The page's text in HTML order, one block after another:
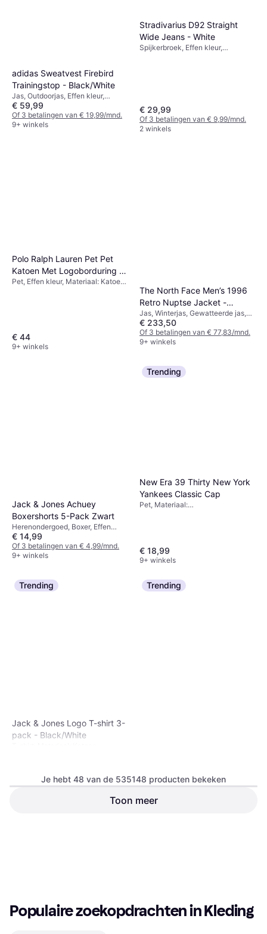
adidas Sweatvest Firebird
Trainingstop - Black/White
Jas, Outdoorjas, Effen kleur,
Gestreept, Materiaal: Polyamide,
Wol, Polyester, Synthetisch,
Fleece, Zakken, Ritsbaar,
€ 59,99
Of 3 betalingen van € 19,99/mnd.
9+ winkels
Stradivarius D92 Straight
Wide Jeans - White
Spijkerbroek, Effen kleur,
€ 29,99
Of 3 betalingen van € 9,99/mnd.
2 winkels
Polo Ralph Lauren Pet Pet
Katoen Met Logoborduring -
Zwart
Pet, Effen kleur, Materiaal: Katoen,
€ 44
9+ winkels
The North Face Men’s 1996
Retro Nuptse Jacket -
Recycled TNF Black/NPF
Jas, Winterjas, Gewatteerde jas,
Effen kleur, Materiaal: Fleece,
Nylon, Zakken, Afneembare
Capuchon, Capuchon,
€ 233,50
Of 3 betalingen van € 77,83/mnd.
9+ winkels
Jack & Jones Achuey
Boxershorts 5-Pack Zwart
Herenondergoed, Boxer, Effen
kleur, Materiaal:
Elastaan/Lycra/Spandex, Katoen,
Jersey
€ 14,99
Of 3 betalingen van € 4,99/mnd.
9+ winkels
Trending
New Era 39 Thirty New York
Yankees Classic Cap
Pet, Materiaal:
€ 18,99
9+ winkels
Trending
Jack & Jones Logo T-shirt 3-
pack - Black/White
Trending
Je hebt 48 van de 535148 producten bekeken
Toon meer
Populaire zoekopdrachten in Kleding